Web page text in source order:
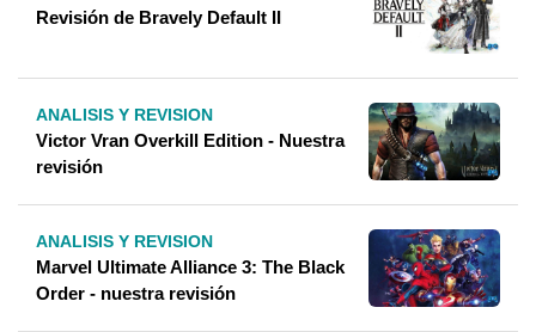
Revisión de Bravely Default II
ANALISIS Y REVISION
Victor Vran Overkill Edition - Nuestra
revisión
ANALISIS Y REVISION
Marvel Ultimate Alliance 3: The Black
Order - nuestra revisión